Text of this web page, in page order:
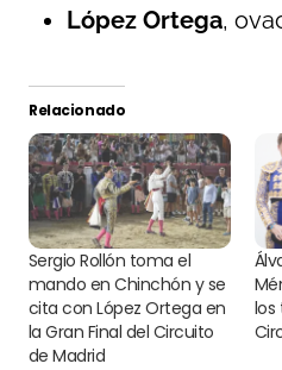
López Ortega,
Relacionado
Sergio Rollón toma el
mando en Chinchón y se
cita con López Ortega en
la Gran Final del Circuito
de Madrid
los